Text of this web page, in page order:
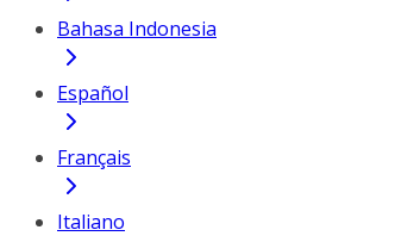
Bahasa Indonesia
Español
Français
Italiano